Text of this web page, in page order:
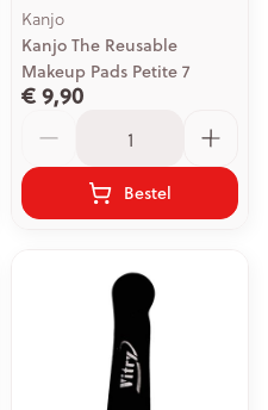
Kanjo
Kanjo The Reusable
Makeup Pads Petite 7
€ 9,90
Bestel